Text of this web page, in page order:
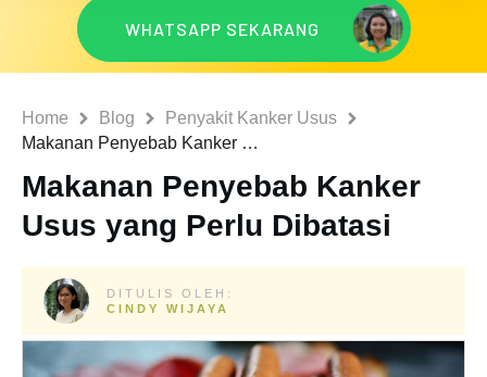
WHATSAPP SEKARANG
Home Blog
Penyakit Kanker Usus
Makanan Penyebab Kanker Usus yang Perlu Dibatasi
Makanan Penyebab Kanker
Usus yang Perlu Dibatasi
DITULIS OLEH:
CINDY WIJAYA